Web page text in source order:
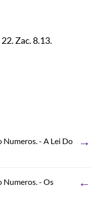
22. Zac.8.13.
- A Lei Do
→
Numeros. - Os
←